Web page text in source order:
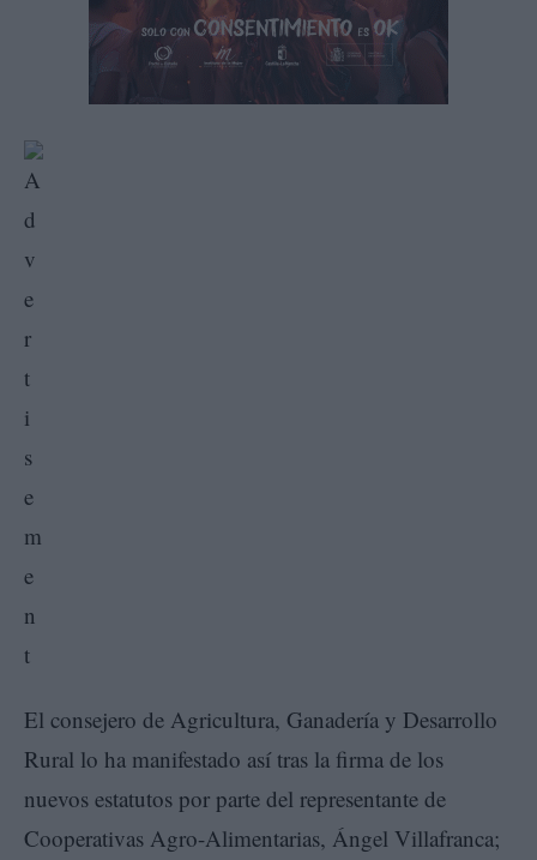
El consejero de Agricultura, Ganadería y Desarrollo
Rural lo ha manifestado así tras la firma de los
nuevos estatutos por parte del representante de
Cooperativas Agro-Alimentarias, Ángel Villafranca;